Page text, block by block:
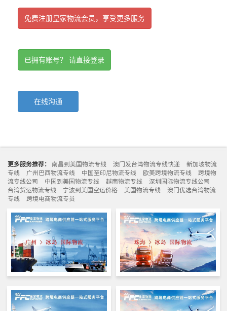
免费注册皇家物流会员，享受更多服务
已拥有账号？ 请直接登录
在线沟通
更多服务推荐： 南昌到美国物流专线 澳门发台湾物流专线快递
新加坡物流
专线
广州巴西物流专线 中国至印尼物流专线 欧美跨境物流专线
跨境物
流专线公司
中国到美国物流专线 越南物流专线
深圳国际物流专线公司
台湾货运物流专线
宁波到美国空运价格 美国物流专线
澳门优选台湾物流
专线
跨境电商物流专员